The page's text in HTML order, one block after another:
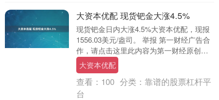
大资本优配 现货钯金大涨4.5%
现货钯金日内大涨4.5%大资本优配，现报
1556.03美元/盎司。 举报 第一财经广告合
作，请点击这里此内容为第一财经原创，
著作权归第一财经所有。未经第一财经
书....
大资本优配
查看： 100 分类： 靠谱的股票杠杆平
台